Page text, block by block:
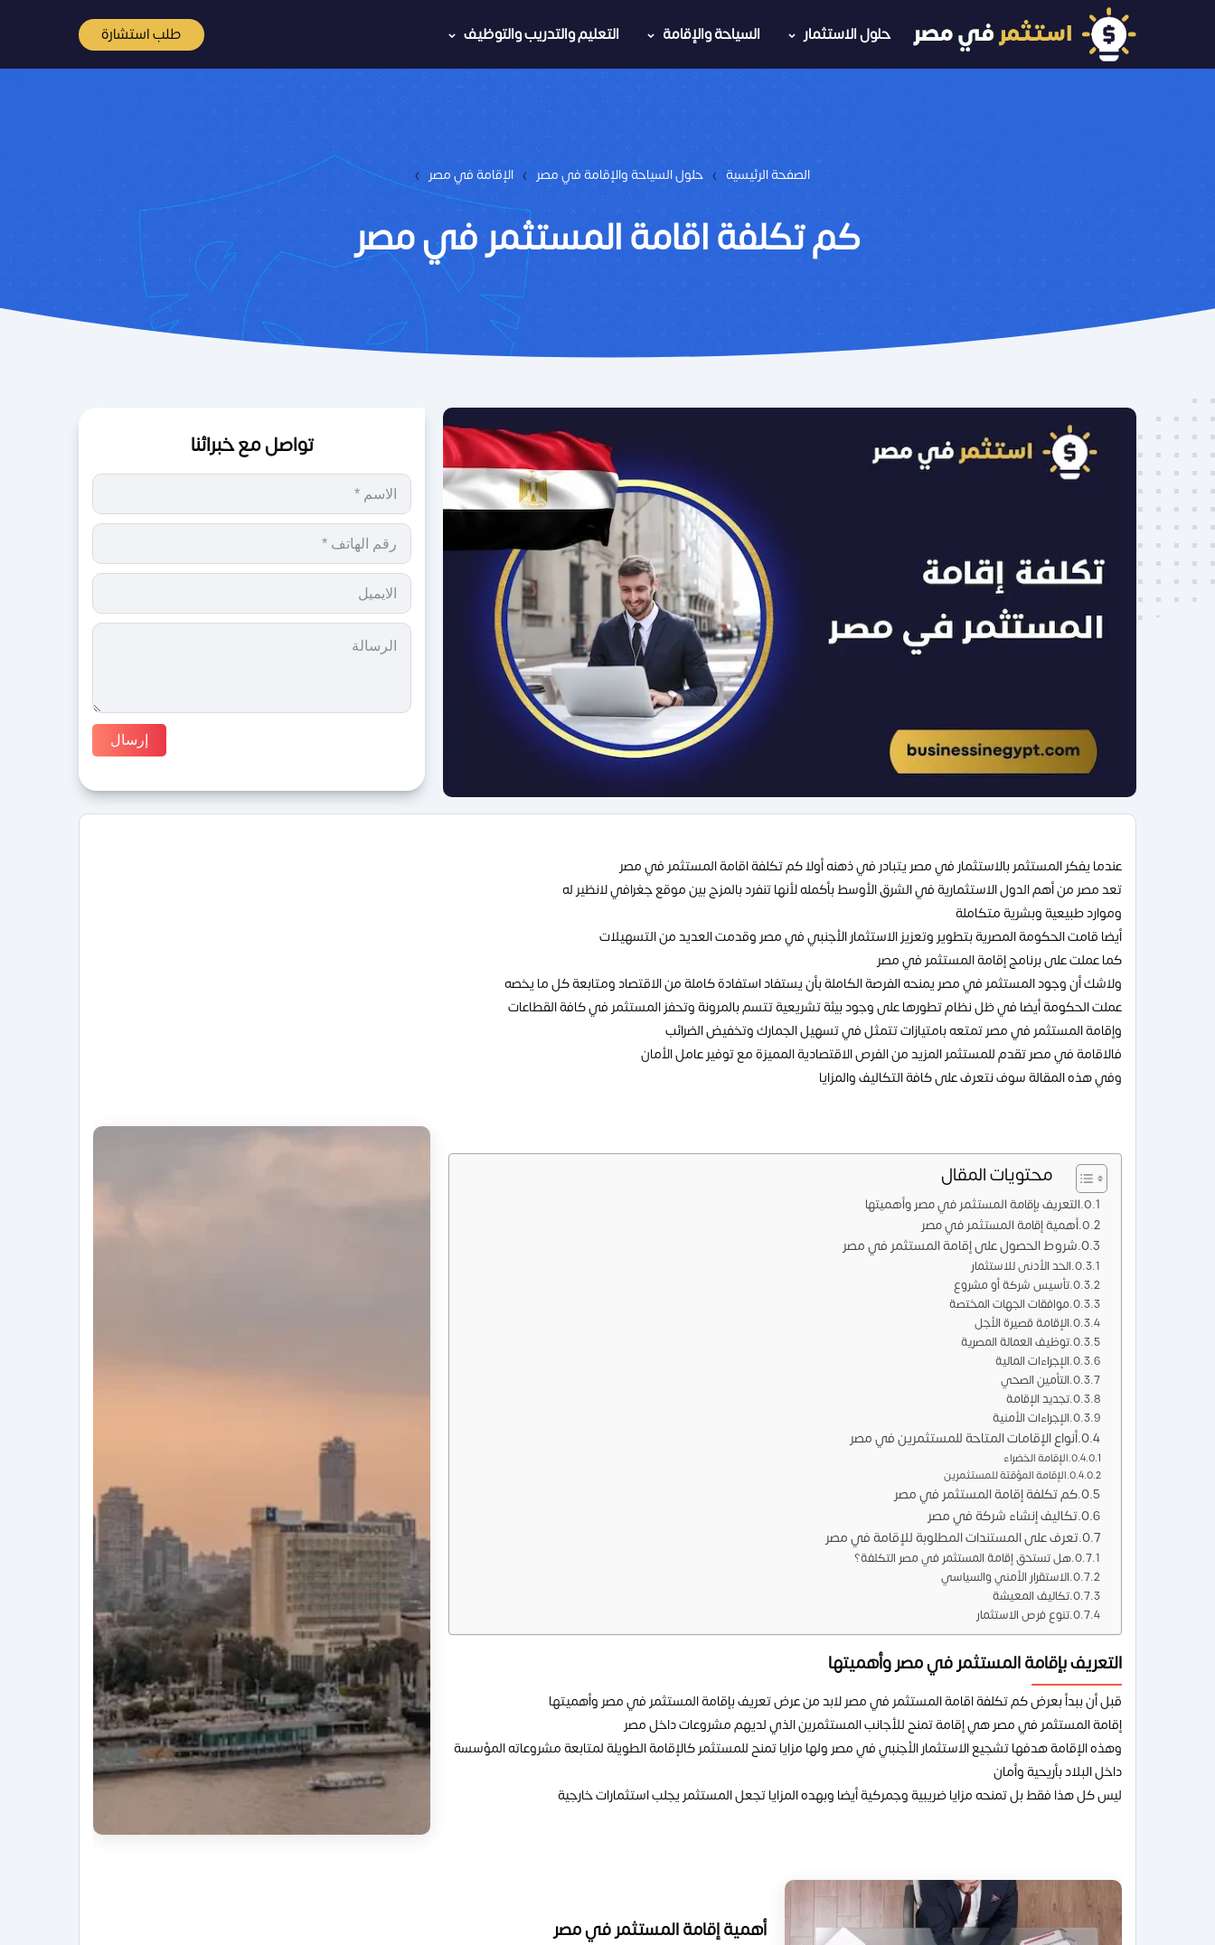
حلول الاستثمار السياحة والإقامة التعليم والتدريب والتوظيف طلب استشارة
الصفحة الرئيسية › حلول السياحة والإقامة في مصر › الإقامة في مصر ›
كم تكلفة اقامة المستثمر في مصر
تواصل مع خبرائنا
عندما يفكر المستثمر بالاستثمار في مصر يتبادر في ذهنه أولا كم تكلفة اقامة المستثمر في مصر
تعد مصر من أهم الدول الاستثمارية في الشرق الأوسط بأكمله لأنها تنفرد بالمزج بين موقع جغرافي لانظير له
وموارد طبيعية وبشرية متكاملة
أيضا قامت الحكومة المصرية بتطوير وتعزيز الاستثمار الأجنبي في مصر وقدمت العديد من التسهيلات
كما عملت على برنامج إقامة المستثمر في مصر
ولاشك أن وجود المستثمر في مصر يمنحه الفرصة الكاملة بأن يستفاد استفادة كاملة من الاقتصاد ومتابعة كل ما يخصه
عملت الحكومة أيضا في ظل نظام تطورها على وجود بيئة تشريعية تتسم بالمرونة وتحفز المستثمر في كافة القطاعات
وإقامة المستثمر في مصر تمتعه بامتيازات تتمثل في تسهيل الجمارك وتخفيض الضرائب
فالاقامة في مصر تقدم للمستثمر المزيد من الفرص الاقتصادية المميزة مع توفير عامل الأمان
وفي هذه المقالة سوف نتعرف على كافة التكاليف والمزايا
محتويات المقال
التعريف بإقامة المستثمر في مصر وأهميتها
أهمية إقامة المستثمر في مصر
شروط الحصول على إقامة المستثمر في مصر
الحد الأدنى للاستثمار
تأسيس شركة أو مشروع
موافقات الجهات المختصة
الإقامة قصيرة الأجل
توظيف العمالة المصرية
الإجراءات المالية
التأمين الصحي
تجديد الإقامة
الإجراءات الأمنية
أنواع الإقامات المتاحة للمستثمرين في مصر
الإقامة الخضراء
الإقامة المؤقتة للمستثمرين
كم تكلفة إقامة المستثمر في مصر
تكاليف إنشاء شركة في مصر
تعرف على المستندات المطلوبة للإقامة في مصر
هل تستحق إقامة المستثمر في مصر التكلفة؟
الاستقرار الأمني والسياسي
تكاليف المعيشة
تنوع فرص الاستثمار
التعريف بإقامة المستثمر في مصر وأهميتها
قبل أن ببدأ بعرض كم تكلفة اقامة المستثمر في مصر لابد من عرض تعريف بإقامة المستثمر في مصر وأهميتها
إقامة المستثمر في مصر هي إقامة تمنح للأجانب المستثمرين الذي لديهم مشروعات داخل مصر
وهذه الإقامة هدفها تشجيع الاستثمار الأجنبي في مصر ولها مزايا تمنح للمستثمر كالإقامة الطويلة لمتابعة مشروعاته المؤسسة
داخل البلاد بأريحية وأمان
ليس كل هذا فقط بل تمنحه مزايا ضريبية وجمركية أيضا وبهده المزايا تجعل المستثمر يجلب استثمارات خارجية
أهمية إقامة المستثمر في مصر